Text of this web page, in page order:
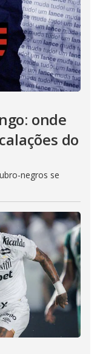
onde
do
negros se